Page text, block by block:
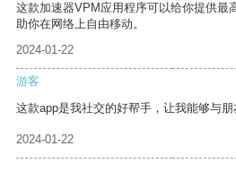
这款加速器VPM应用程序可以给你提供最
助你在网络上自由移动。
2024-01-22
游客
这款app是我社交的好帮手，让我能够与朋
2024-01-22